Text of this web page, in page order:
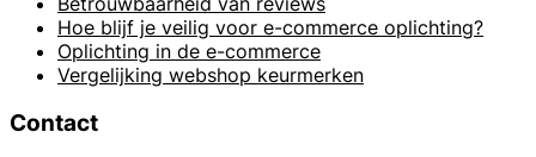
Hoe blijf je veilig voor e-commerce oplichting?
Oplichting in de e-commerce
Vergelijking webshop keurmerken
Contact